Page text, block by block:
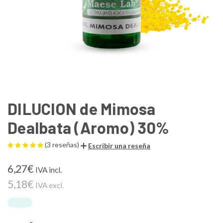
DILUCION de Mimosa
Dealbata (Aromo) 30%
(3 reseñas) Escribir una reseña
6,27€ IVA incl.
5,18€ IVA excl.